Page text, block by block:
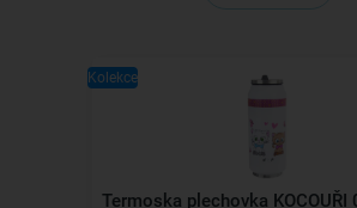
Kolekce
Termoska plechovka KOCOUŘI